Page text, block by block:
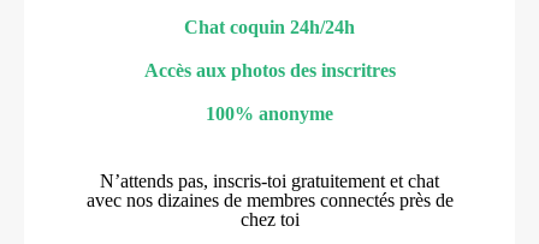
Chat coquin 24h/24h
Accès aux photos des inscritres
100% anonyme
N’attends pas, inscris-toi gratuitement et chat
avec nos dizaines de membres connectés près de
chez toi